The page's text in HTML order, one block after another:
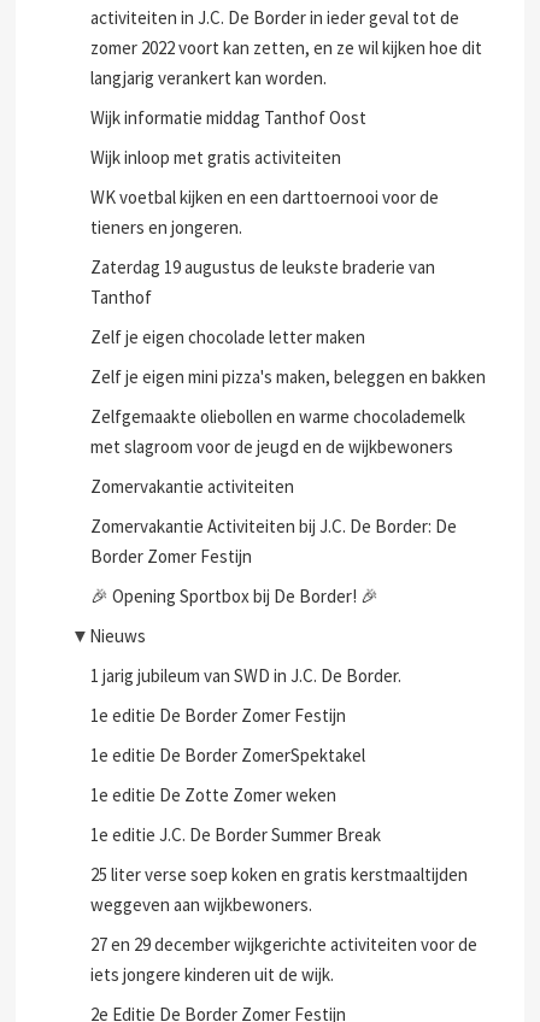
activiteiten in J.C. De Border in ieder geval tot de
zomer 2022 voort kan zetten, en ze wil kijken hoe dit
langjarig verankert kan worden.
Wijk informatie middag Tanthof Oost
Wijk inloop met gratis activiteiten
WK voetbal kijken en een darttoernooi voor de
tieners en jongeren.
Zaterdag 19 augustus de leukste braderie van
Tanthof
Zelf je eigen chocolade letter maken
Zelf je eigen mini pizza's maken, beleggen en bakken
Zelfgemaakte oliebollen en warme chocolademelk
met slagroom voor de jeugd en de wijkbewoners
Zomervakantie activiteiten
Zomervakantie Activiteiten bij J.C. De Border: De
Border Zomer Festijn
🎉 Opening Sportbox bij De Border! 🎉
▼ Nieuws
1 jarig jubileum van SWD in J.C. De Border.
1e editie De Border Zomer Festijn
1e editie De Border ZomerSpektakel
1e editie De Zotte Zomer weken
1e editie J.C. De Border Summer Break
25 liter verse soep koken en gratis kerstmaaltijden
weggeven aan wijkbewoners.
27 en 29 december wijkgerichte activiteiten voor de
iets jongere kinderen uit de wijk.
2e Editie De Border Zomer Festijn